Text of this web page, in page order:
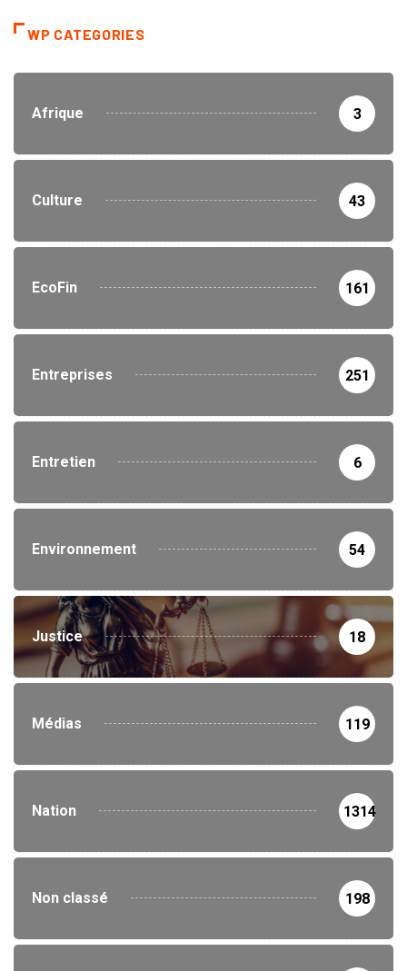
WP CATEGORIES
Afrique 3
Culture 43
EcoFin 161
Entreprises 251
Entretien 6
Environnement 54
Justice 18
Médias 119
Nation 1314
Non classé 198